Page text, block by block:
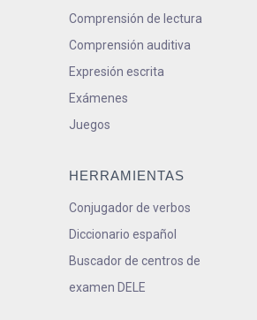
Comprensión de lectura
Comprensión auditiva
Expresión escrita
Exámenes
Juegos
HERRAMIENTAS
Conjugador de verbos
Diccionario español
Buscador de centros de
examen DELE